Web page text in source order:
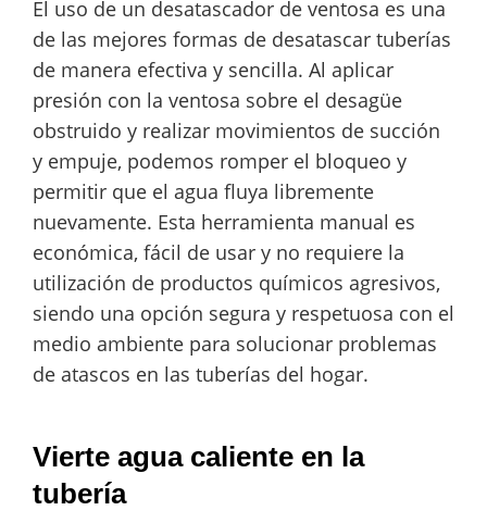
El uso de un desatascador de ventosa es una
de las mejores formas de desatascar tuberías
de manera efectiva y sencilla. Al aplicar
presión con la ventosa sobre el desagüe
obstruido y realizar movimientos de succión
y empuje, podemos romper el bloqueo y
permitir que el agua fluya libremente
nuevamente. Esta herramienta manual es
económica, fácil de usar y no requiere la
utilización de productos químicos agresivos,
siendo una opción segura y respetuosa con el
medio ambiente para solucionar problemas
de atascos en las tuberías del hogar.
Vierte agua caliente en la
tubería